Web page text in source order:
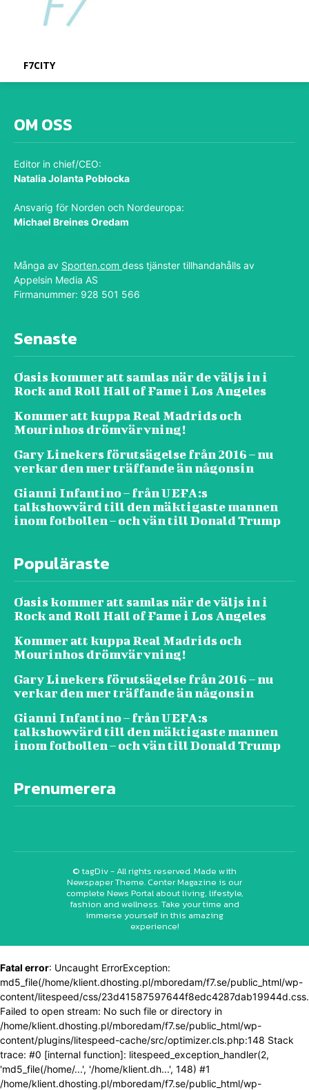
F7CITY
OM OSS
Editor in chief/CEO:
Natalia Jolanta Pobłocka
Ansvarig för Norden och Nordeuropa:
Michael Breines Oredam
Många av Sporten.com dess tjänster tillhandahålls av
Appelsin Media AS
Firmanummer: 928 501 566
Senaste
Oasis kommer att samlas när de väljs in i
Rock and Roll Hall of Fame i Los Angeles
Kommer att kuppa Real Madrids och
Mourinhos drömvärvning!
Gary Linekers förutsägelse från 2016 – nu
verkar den mer träffande än någonsin
Gianni Infantino – från UEFA:s
talkshowvärd till den mäktigaste mannen
inom fotbollen – och vän till Donald Trump
Populäraste
Oasis kommer att samlas när de väljs in i
Rock and Roll Hall of Fame i Los Angeles
Kommer att kuppa Real Madrids och
Mourinhos drömvärvning!
Gary Linekers förutsägelse från 2016 – nu
verkar den mer träffande än någonsin
Gianni Infantino – från UEFA:s
talkshowvärd till den mäktigaste mannen
inom fotbollen – och vän till Donald Trump
Prenumerera
© tagDiv - All rights reserved. Made with
Newspaper Theme. Center Magazine is our
complete News Portal about living, lifestyle,
fashion and wellness. Take your time and
immerse yourself in this amazing
experience!
Fatal error: Uncaught ErrorException:
md5_file(/home/klient.dhosting.pl/mboredam/f7.se/public_html/wp-
content/litespeed/css/
Failed to open stream: No such file or directory in
/home/klient.dhosting.pl/mboredam/f7.se/public_html/wp-
content/plugins/litespeed-cache/src/optimizer.cls.php:148 Stack
trace: #0 [internal function]: litespeed_exception_handler(2,
'md5_file(/home/...', '/home/klient.dh...', 148) #1
/home/klient.dhosting.pl/mboredam/f7.se/public_html/wp-